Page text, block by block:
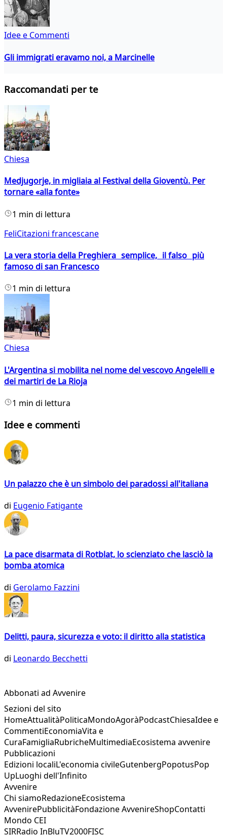
Idee e Commenti
Gli immigrati eravamo noi, a Marcinelle
Raccomandati per te
Chiesa
Medjugorje, in migliaia al Festival della Gioventù. Per
tornare «alla fonte»
1 min di lettura
FeliCitazioni francescane
La vera storia della Preghiera semplice, il falso più
famoso di san Francesco
1 min di lettura
Chiesa
L'Argentina si mobilita nel nome del vescovo Angelelli e
dei martiri de La Rioja
1 min di lettura
Idee e commenti
Un palazzo che è un simbolo dei paradossi all'italiana
di Eugenio Fatigante
La pace disarmata di Rotblat, lo scienziato che lasciò la
bomba atomica
di Gerolamo Fazzini
Delitti, paura, sicurezza e voto: il diritto alla statistica
di Leonardo Becchetti
Abbonati ad Avvenire
Sezioni del sito
HomeAttualitàPoliticaMondoAgoràPodcastChiesaIdee e
CommentiEconomiaVita e
CuraFamigliaRubricheMultimediaEcosistema avvenire
Pubblicazioni
Edizioni localiL'economia civileGutenbergPopotusPop
UpLuoghi dell'Infinito
Avvenire
Chi siamoRedazioneEcosistema
AvvenirePubblicitàFondazione AvvenireShopContatti
Mondo CEI
SIRRadio InBluTV2000FISC